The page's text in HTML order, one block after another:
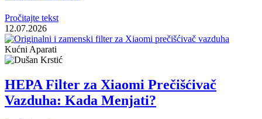
Pročitajte tekst
12.07.2026
Kućni Aparati
HEPA Filter za Xiaomi Prečišćivač
Vazduha: Kada Menjati?